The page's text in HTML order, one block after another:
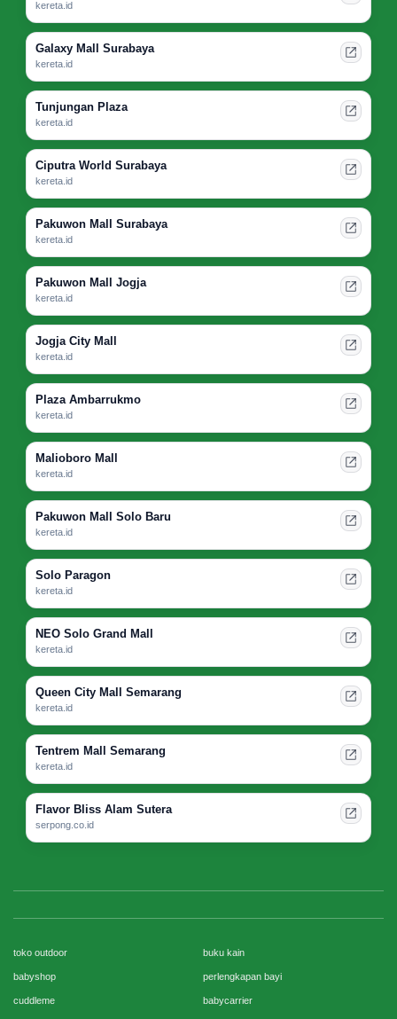
kereta.id
Galaxy Mall Surabaya
kereta.id
Tunjungan Plaza
kereta.id
Ciputra World Surabaya
kereta.id
Pakuwon Mall Surabaya
kereta.id
Pakuwon Mall Jogja
kereta.id
Jogja City Mall
kereta.id
Plaza Ambarrukmo
kereta.id
Malioboro Mall
kereta.id
Pakuwon Mall Solo Baru
kereta.id
Solo Paragon
kereta.id
NEO Solo Grand Mall
kereta.id
Queen City Mall Semarang
kereta.id
Tentrem Mall Semarang
kereta.id
Flavor Bliss Alam Sutera
serpong.co.id
toko outdoor buku kain
babyshop perlengkapan bayi
cuddleme babycarrier